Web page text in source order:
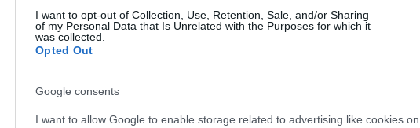
I want to opt-out of Collection, Use, Retention, Sale, and/or Sharing
of my Personal Data that Is Unrelated with the Purposes for which it
was collected.
Opted Out
Google consents
I want to allow Google to enable storage related to advertising like cookies on